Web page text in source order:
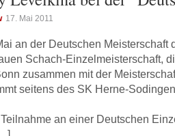
17. Mai 2011
an der Deutschen Meisterschaft
Schach-Einzelmeisterschaft,
zusammen mit der
seitens des SK Herne-
an einer Deutschen